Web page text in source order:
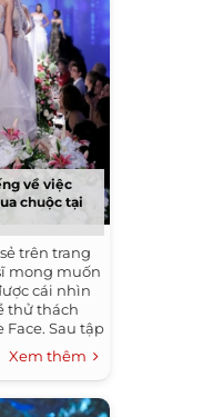
về việc
chuộc tại
trên trang
mong muốn
cái nhìn
thử thách
Face. Sau tập
làn sóng
Xem thêm